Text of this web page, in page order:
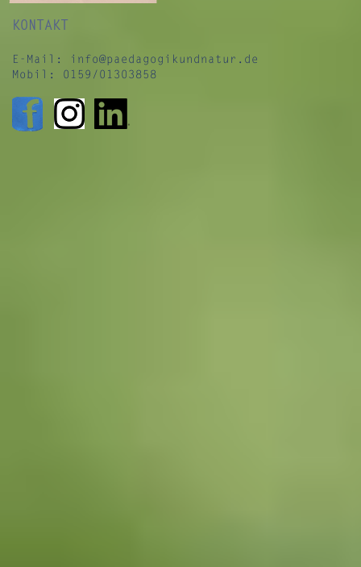
KONTAKT
E-Mail:
info@paedagogikundnatur.de
Mobil: 0159/01303858